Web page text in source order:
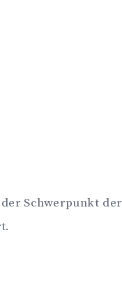
Schwerpunkt der